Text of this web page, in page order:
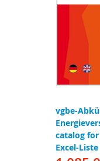
vgbe-
catalog
Excel-Liste